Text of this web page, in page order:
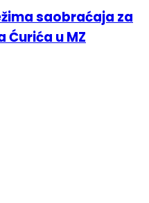
saobraćaja za
u MZ